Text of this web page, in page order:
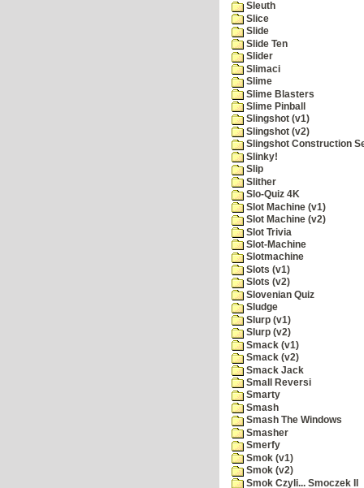
Sleuth
Slice
Slide
Slide Ten
Slider
Slimaci
Slime
Slime Blasters
Slime Pinball
Slingshot (v1)
Slingshot (v2)
Slingshot Construction
Slinky!
Slip
Slither
Slo-Quiz 4K
Slot Machine (v1)
Slot Machine (v2)
Slot Trivia
Slot-Machine
Slotmachine
Slots (v1)
Slots (v2)
Slovenian Quiz
Sludge
Slurp (v1)
Slurp (v2)
Smack (v1)
Smack (v2)
Smack Jack
Small Reversi
Smarty
Smash
Smash The Windows
Smasher
Smerfy
Smok (v1)
Smok (v2)
Smok Czyli... Smoczek II